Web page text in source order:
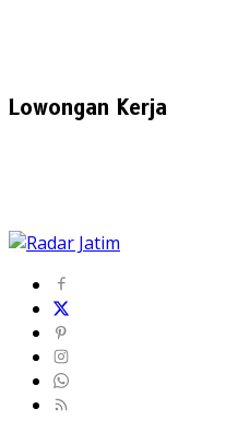
Lowongan Kerja